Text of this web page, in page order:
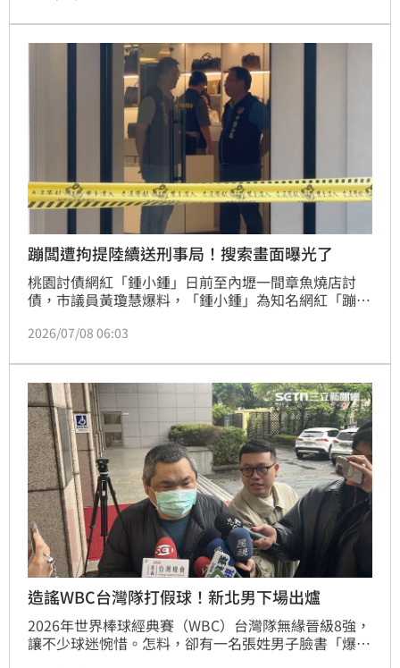
原訂今（9日）下午3時許於警詢後一併移送至桃園地檢
署，但檢察官指示補問蹦闆一個問題，因此蹦闆目前仍
留在刑事局，僅鍾小鍾、邱男先先行移送至桃園地檢
蹦闆遭拘提陸續送刑事局！搜索畫面曝光了
桃園討債網紅「鍾小鍾」日前至內壢一間章魚燒店討
債，市議員黃瓊慧爆料，「鍾小鍾」為知名網紅「蹦
景。怎料，今（8日）蹦闆卻爆出涉犯組織暴力犯罪等
拘提行動，而直播一半的蹦闆也突然斷線。刑事局證實
已拘提蹦闆到案，包括涉案幫派成員等人將陸續送至刑
事局偵訊，搜索畫面也曝光了。
2026/07/08 06:03
造謠WBC台灣隊打假球！新北男下場出爐
2026年世界棒球經典賽（WBC）台灣隊無緣晉級8強，
讓不少球迷惋惜。怎料，卻有一名張姓男子臉書「爆政